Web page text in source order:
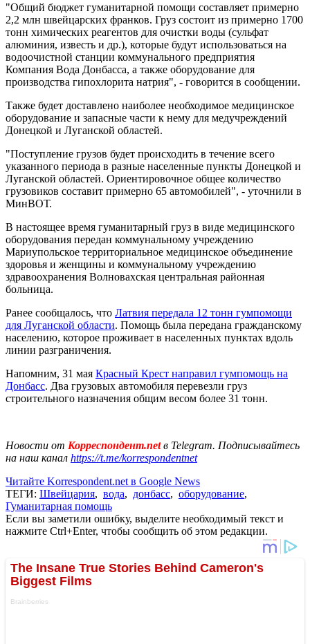
"Общий бюджет гуманитарной помощи составляет примерно
2,2 млн швейцарских франков. Груз состоит из примерно 1700
тонн химических реагентов для очистки воды (сульфат
алюминия, известь и др.), которые будут использоваться на
водоочистной станции коммунального предприятия
Компания Вода Донбасса, а также оборудование для
производства гипохлорита натрия", - говорится в сообщении.
Также будет доставлено наиболее необходимое медицинское
оборудование и запасные части к нему для медучреждений
Донецкой и Луганской областей.
"Поступление грузов будет происходить в течение всего
указанного периода в разные населенные пункты Донецкой и
Луганской областей. Ориентировочное общее количество
грузовиков составит примерно 65 автомобилей", - уточнили в
МинВОТ.
В настоящее время гуманитарный груз в виде медицинского
оборудования передан коммунальному учреждению
Мариупольское территориальное медицинское объединение
здоровья и женщины и коммунальному учреждению
здравоохранения Волновахская центральная районная
больница.
Ранее сообщалось, что Латвия передала 12 тонн гумпомощи
для Луганской области. Помощь была передана гражданскому
населению, которое проживает в населенных пунктах вдоль
линии разграничения.
Напомним, 31 мая Красный Крест направил гумпомощь на
Донбасс. Два грузовых автомобиля перевезли груз
строительного назначения общим весом более 31 тонн.
Новости от Корреспондент.netв Telegram. Подписывайтесь
на наш канал https://t.me/korrespondentnet
Читайте Korrespondent.net в Google News
ТЕГИ: Швейцария, вода, донбасс, оборудование,
Гуманитарная помощь
Если вы заметили ошибку, выделите необходимый текст и
нажмите Ctrl+Enter, чтобы сообщить об этом редакции.